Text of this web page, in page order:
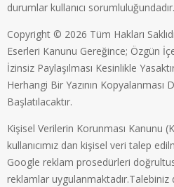
durumlar kullanıcı sorumluluğundadır.
Copyright © 2026 Tüm Hakları
Eserleri Kanunu Gereğince; Özgün
İzinsiz Paylaşılması Kesinlikle
Herhangi Bir Yazının Kopyalanması
Başlatılacaktır.
Kişisel Verilerin Korunması Kanunu
kullanıcımız dan kişisel veri talep
Google reklam prosedürleri
reklamlar